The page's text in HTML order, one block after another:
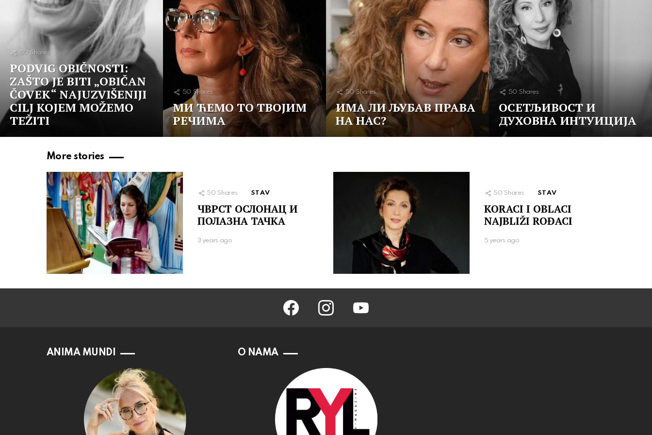
50 Shares
PODVIG OBIČNOSTI:
ZAŠTO JE BITI „OBIČAN
ČOVEK“ NAJUZVIŠENIJI
CILJ KOJEM MOŽEMO
TEŽITI
50 Shares
МИ ЋЕМО ТО ТВОЈИМ
РЕЧИМА
50 Shares
ИМА ЛИ ЉУБАВ ПРАВА
НА НАС?
50 Shares
ОСЕТЉИВОСТ И
ДУХОВНА ИНТУИЦИЈА
More stories
50 Shares STAV
ЧВРСТ ОСЛОНАЦ И
ПОЛАЗНА ТАЧКА
3 years ago
50 Shares STAV
KORACI I OBLACI
NAJBLIŽI ROĐACI
5 years ago
facebook instagram youtube
ANIMA MUNDI O NAMA